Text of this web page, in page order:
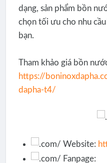
dạng, sản phẩm bồn
chọn tối ưu cho nhu
bạn.
Tham khảo giá bồn
https://
dapha-t4/
Website:
Fanpage: